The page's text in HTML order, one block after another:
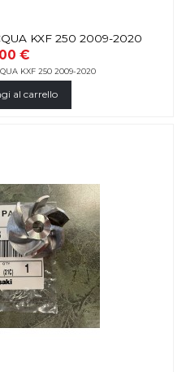
KXF 250 2009-2020
€
KXF 250 2009-2020
al carrello